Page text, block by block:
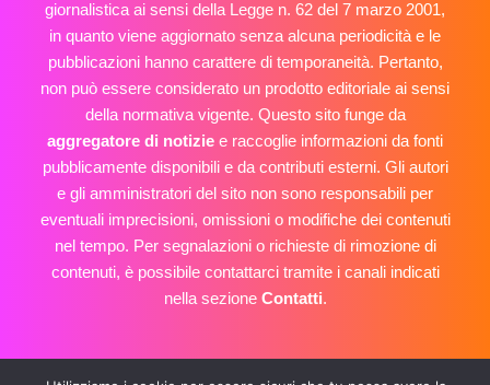
giornalistica ai sensi della Legge n. 62 del 7 marzo 2001,
in quanto viene aggiornato senza alcuna periodicità e le
pubblicazioni hanno carattere di temporaneità. Pertanto,
non può essere considerato un prodotto editoriale ai sensi
della normativa vigente. Questo sito funge da
aggregatore di notizie e raccoglie informazioni da fonti
pubblicamente disponibili e da contributi esterni. Gli autori
e gli amministratori del sito non sono responsabili per
eventuali imprecisioni, omissioni o modifiche dei contenuti
nel tempo. Per segnalazioni o richieste di rimozione di
contenuti, è possibile contattarci tramite i canali indicati
nella sezione Contatti.
E-mail: info@elezionisulmona2025.it